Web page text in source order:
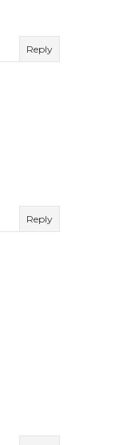
Reply
Reply